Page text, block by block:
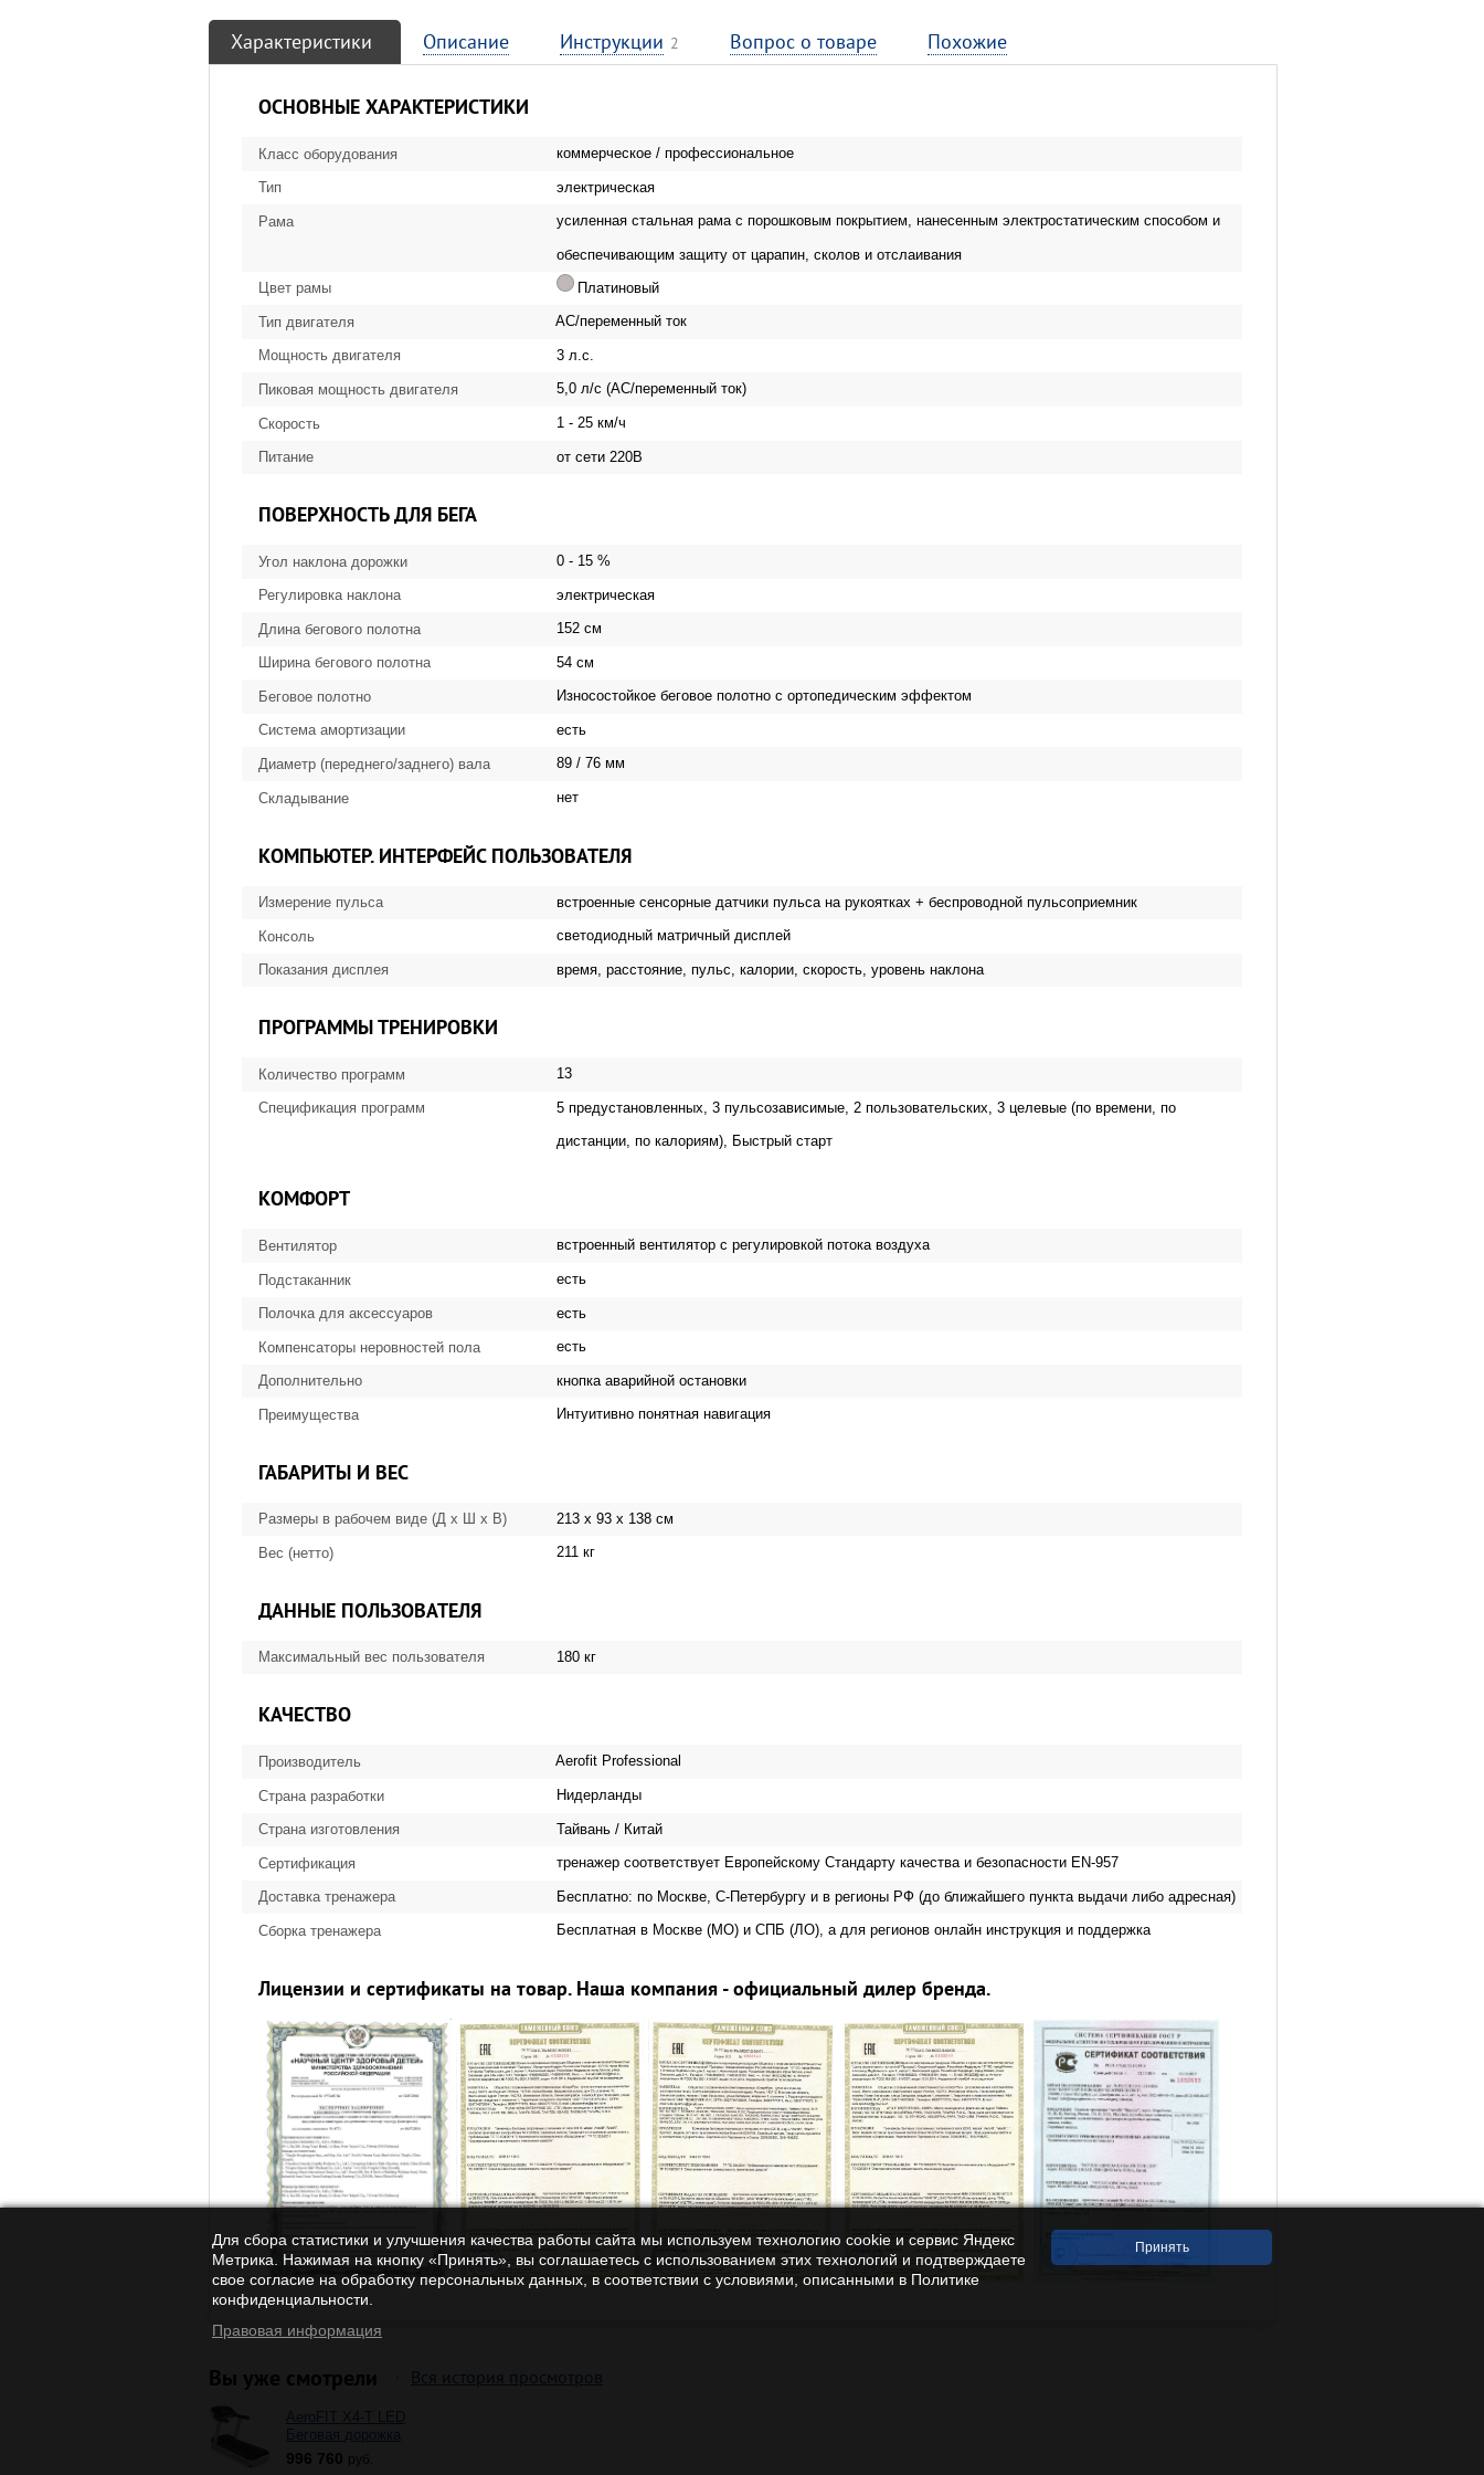
Характеристики Описание Инструкции 2 Вопрос о товаре Похожие
ОСНОВНЫЕ ХАРАКТЕРИСТИКИ
Класс оборудования коммерческое / профессиональное
Тип электрическая
Рама усиленная стальная рама с порошковым покрытием, нанесенным электростатическим способом и
обеспечивающим защиту от царапин, сколов и отслаивания
Цвет рамы Платиновый
Тип двигателя AC/переменный ток
Мощность двигателя 3 л.с.
Пиковая мощность двигателя 5,0 л/с (AC/переменный ток)
Скорость 1 - 25 км/ч
Питание от сети 220В
ПОВЕРХНОСТЬ ДЛЯ БЕГА
Угол наклона дорожки 0 - 15 %
Регулировка наклона электрическая
Длина бегового полотна 152 см
Ширина бегового полотна 54 см
Беговое полотно Износостойкое беговое полотно с ортопедическим эффектом
Система амортизации есть
Диаметр (переднего/заднего) вала 89 / 76 мм
Складывание нет
КОМПЬЮТЕР. ИНТЕРФЕЙС ПОЛЬЗОВАТЕЛЯ
Измерение пульса встроенные сенсорные датчики пульса на рукоятках + беспроводной пульсоприемник
Консоль светодиодный матричный дисплей
Показания дисплея время, расстояние, пульс, калории, скорость, уровень наклона
ПРОГРАММЫ ТРЕНИРОВКИ
Количество программ 13
Спецификация программ 5 предустановленных, 3 пульсозависимые, 2 пользовательских, 3 целевые (по времени, по
дистанции, по калориям), Быстрый старт
КОМФОРТ
Вентилятор встроенный вентилятор с регулировкой потока воздуха
Подстаканник есть
Полочка для аксессуаров есть
Компенсаторы неровностей пола есть
Дополнительно кнопка аварийной остановки
Преимущества Интуитивно понятная навигация
ГАБАРИТЫ И ВЕС
Размеры в рабочем виде (Д х Ш х В) 213 х 93 х 138 см
Вес (нетто) 211 кг
ДАННЫЕ ПОЛЬЗОВАТЕЛЯ
Максимальный вес пользователя 180 кг
КАЧЕСТВО
Производитель Aerofit Professional
Страна разработки Нидерланды
Страна изготовления Тайвань / Китай
Сертификация тренажер соответствует Европейскому Стандарту качества и безопасности EN-957
Доставка тренажера Бесплатно: по Москве, С-Петербургу и в регионы РФ (до ближайшего пункта выдачи либо адресная)
Сборка тренажера Бесплатная в Москве (МО) и СПБ (ЛО), а для регионов онлайн инструкция и поддержка
Лицензии и сертификаты на товар. Наша компания - официальный дилер бренда.
Вы уже смотрели Вся история просмотров
AeroFIT X4-T LED
Беговая дорожка
996 760 руб.
Для сбора статистики и улучшения качества работы сайта мы используем технологию cookie и сервис Яндекс
Метрика. Нажимая на кнопку «Принять», вы соглашаетесь с использованием этих технологий и подтверждаете
свое согласие на обработку персональных данных, в соответствии с условиями, описанными в Политике
конфиденциальности.
Правовая информация